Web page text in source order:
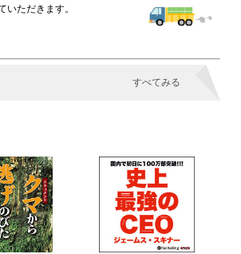
ただきます。
すべてみる